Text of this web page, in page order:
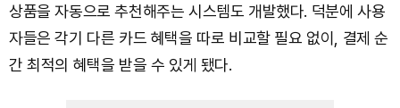
상품을 자동으로 추천해주는 시스템도 개발했다. 덕분에 사용
자들은 각기 다른 카드 혜택을 따로 비교할 필요 없이, 결제 순
간 최적의 혜택을 받을 수 있게 됐다.